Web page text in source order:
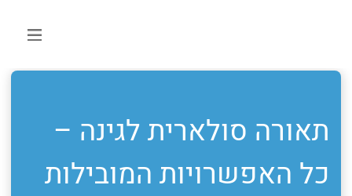
תאורה סולארית לגינה –
כל האפשרויות המובילות